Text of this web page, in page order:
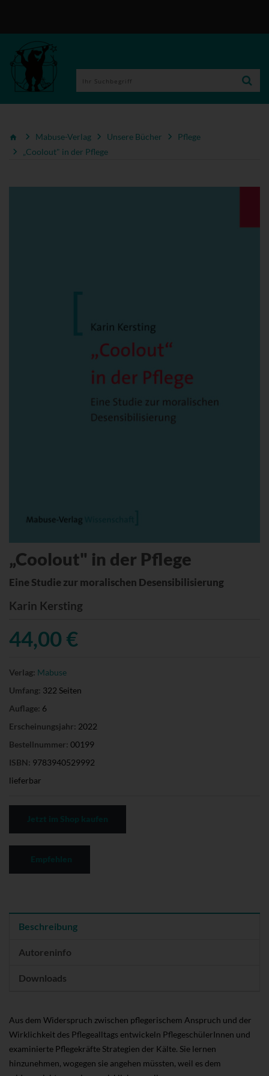
Mabuse-Verlag Unsere Bücher
Pflege
„Coolout" in der Pflege
„Coolout" in der Pflege
Eine Studie zur moralischen Desensibilisierung
Karin Kersting
44,00 €
Verlag: Mabuse
Umfang: 322 Seiten
Auflage: 6
Erscheinungsjahr: 2022
Bestellnummer: 00199
ISBN: 9783940529992
lieferbar
Beschreibung
Autoreninfo
Downloads
Aus dem Widerspruch zwischen pflegerischem Anspruch und der
Wirklichkeit des Pflegealltags entwickeln PflegeschülerInnen und
examinierte Pflegekräfte Strategien der Kälte. Sie lernen
hinzunehmen, wogegen sie angehen müssten, weil es dem